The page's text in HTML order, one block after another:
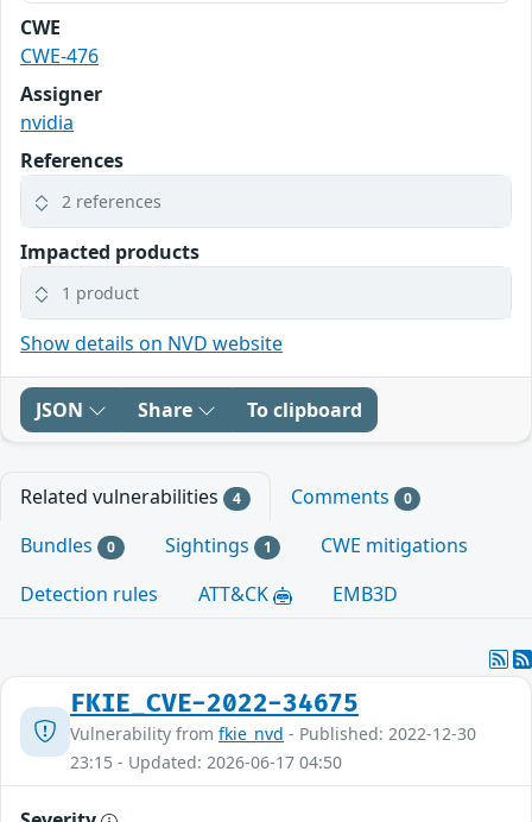
CWE
CWE-476
Assigner
nvidia
References
2 references
Impacted products
1 product
Show details on NVD website
JSON Share To clipboard
Related vulnerabilities 4 Comments 0
Bundles 0 Sightings 1
CWE mitigations
Detection rules
ATT&CK EMB3D
FKIE_CVE-2022-34675
Vulnerability from fkie_nvd - Published: 2022-12-30
23:15 - Updated: 2026-06-17 04:50